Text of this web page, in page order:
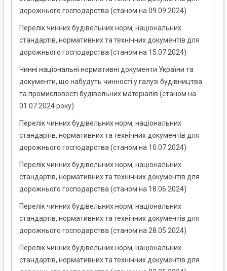
дорожнього господарства (станом на 09.09.2024)
Перелік чинних будівельних норм, національних
стандартів, нормативних та технічних документів для
дорожнього господарства (станом на 15.07.2024)
Чинні національні нормативні документи України та
документи, що набудуть чинності у галузі будівництва
та промисловості будівельних матеріалів (станом на
01.07.2024 року)
Перелік чинних будівельних норм, національних
стандартів, нормативних та технічних документів для
дорожнього господарства (станом на 10.07.2024)
Перелік чинних будівельних норм, національних
стандартів, нормативних та технічних документів для
дорожнього господарства (станом на 18.06.2024)
Перелік чинних будівельних норм, національних
стандартів, нормативних та технічних документів для
дорожнього господарства (станом на 28.05.2024)
Перелік чинних будівельних норм, національних
стандартів, нормативних та технічних документів для